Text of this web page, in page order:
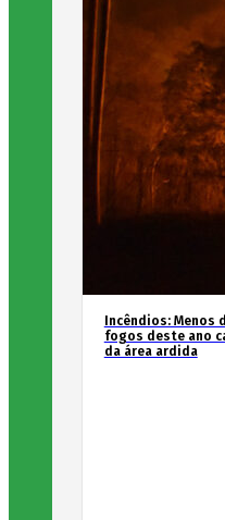
Incêndios: Menos
fogos deste ano
da área ardida